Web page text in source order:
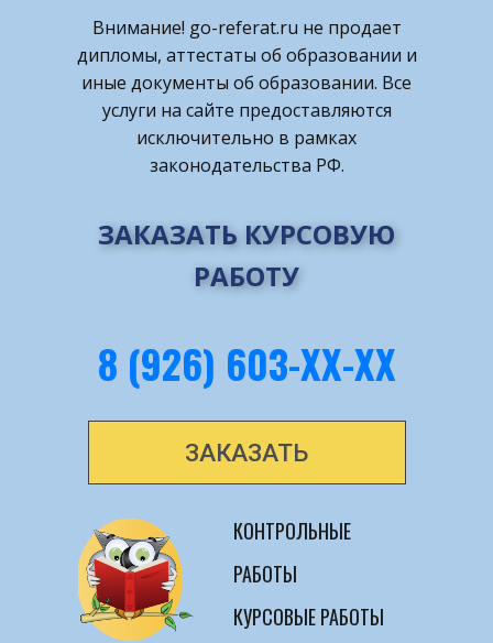
Внимание! ​go-referat.ru не продает
дипломы, аттестаты об образовании и
иные документы об образовании. Все
услуги на сайте предоставляются
исключительно в рамках
законодательства РФ.
ЗАКАЗАТЬ КУРСОВУЮ
РАБОТУ
8 (926) 603-ХХ-ХХ
ЗАКАЗАТЬ
КОНТРОЛЬНЫЕ
РАБОТЫ
КУРСОВЫЕ РАБОТЫ